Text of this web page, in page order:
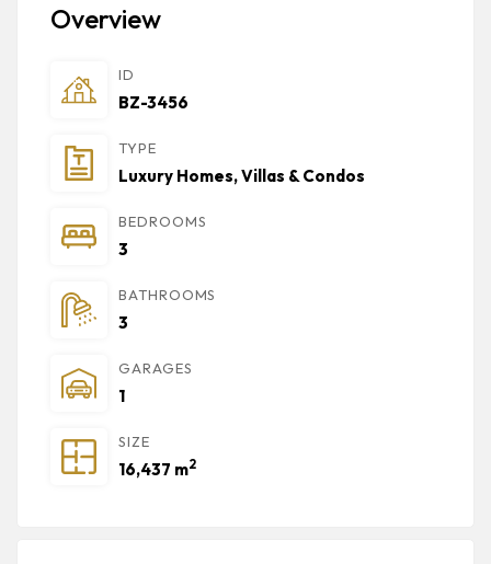
Overview
ID
BZ-3456
TYPE
Luxury Homes, Villas & Condos
BEDROOMS
3
BATHROOMS
3
GARAGES
1
SIZE
16,437 m2